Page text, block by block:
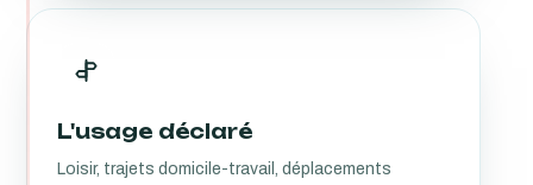
L'usage déclaré
Loisir, trajets domicile-travail, déplacements